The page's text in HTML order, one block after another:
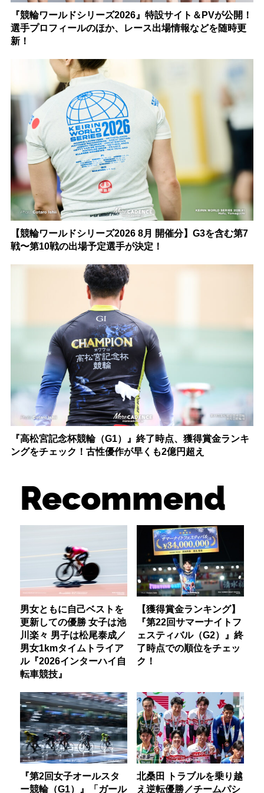
『競輪ワールドシリーズ2026』特設サイト＆PVが公開！
選手プロフィールのほか、レース出場情報などを随時更
新！
【競輪ワールドシリーズ2026 8月 開催分】G3を含む第7
戦〜第10戦の出場予定選手が決定！
『高松宮記念杯競輪（G1）』終了時点、獲得賞金ランキ
ングをチェック！古性優作が早くも2億円超え
Recommend
男女ともに自己ベストを
更新しての優勝 女子は池
川楽々 男子は松尾泰成／
男女1kmタイムトライア
ル『2026インターハイ自
転車競技』
【獲得賞金ランキング】
『第22回サマーナイトフ
ェスティバル（G2）』終
了時点での順位をチェッ
ク！
『第2回女子オールスタ
ー競輪（G1）』「ガール
北桑田 トラブルを乗り越
え逆転優勝／チームパシ